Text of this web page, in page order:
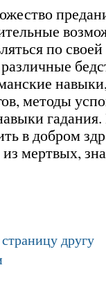
по
методы
в добром
из мертвых,
другу